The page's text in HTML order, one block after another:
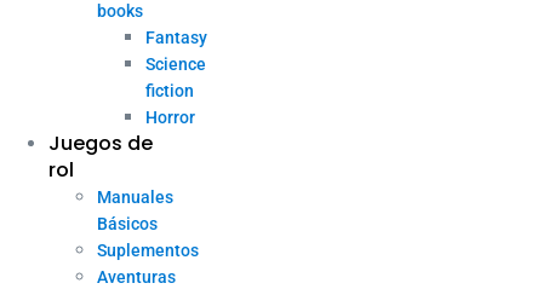
books
Fantasy
Science
fiction
Horror
Juegos de
rol
Manuales
Básicos
Suplementos
Aventuras